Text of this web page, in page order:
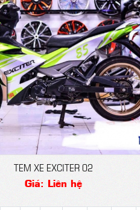
TEM XE EXCITER 02
Giá: Liên hệ